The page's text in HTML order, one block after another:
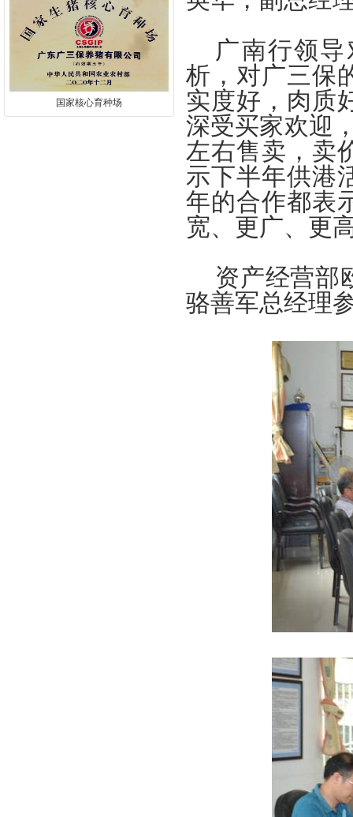
国家核心育种场
广南行领
析，对广三保
实度好，肉质
深受买家欢迎
左右售卖，卖
示下半年供港
年的合作都表
宽、更广、更
资产经营部
骆善军总经理